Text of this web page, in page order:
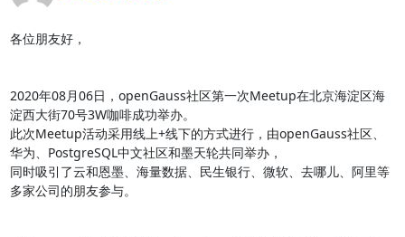
各位朋友好，
2020年08月06日，openGauss社区第一次Meetup在北京海淀区海
淀西大街70号3W咖啡成功举办。
此次Meetup活动采用线上+线下的方式进行，由openGauss社区、
华为、PostgreSQL中文社区和墨天轮共同举办，
同时吸引了云和恩墨、海量数据、民生银行、微软、去哪儿、阿里等
多家公司的朋友参与。